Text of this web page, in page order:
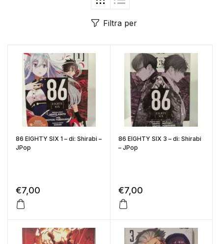
Filtra per
86 EIGHTY SIX 1 – di: Shirabi –
JPop
€7,00
86 EIGHTY SIX 3 – di: Shirabi
– JPop
€7,00